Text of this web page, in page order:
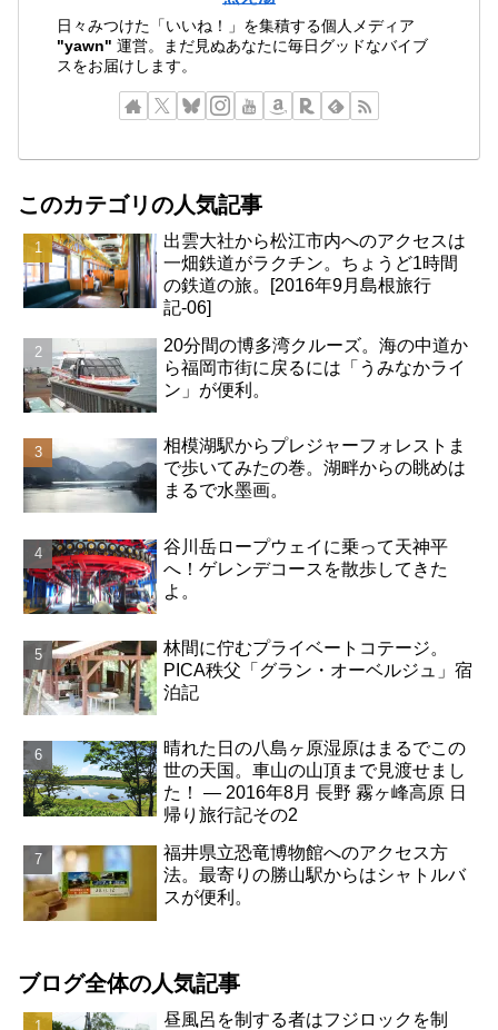
日々みつけた「いいね！」を集積する個人メディア
"yawn" 運営。まだ見ぬあなたに毎日グッドなバイブ
スをお届けします。
このカテゴリの人気記事
出雲大社から松江市内へのアクセスは
一畑鉄道がラクチン。ちょうど1時間
の鉄道の旅。[2016年9月島根旅行
記-06]
20分間の博多湾クルーズ。海の中道か
ら福岡市街に戻るには「うみなかライ
ン」が便利。
相模湖駅からプレジャーフォレストま
で歩いてみたの巻。湖畔からの眺めは
まるで水墨画。
谷川岳ロープウェイに乗って天神平
へ！ゲレンデコースを散歩してきた
よ。
林間に佇むプライベートコテージ。
PICA秩父「グラン・オーベルジュ」宿
泊記
晴れた日の八島ヶ原湿原はまるでこの
世の天国。車山の山頂まで見渡せまし
た！ ― 2016年8月 長野 霧ヶ峰高原 日
帰り旅行記その2
福井県立恐竜博物館へのアクセス方
法。最寄りの勝山駅からはシャトルバ
スが便利。
ブログ全体の人気記事
昼風呂を制する者はフジロックを制